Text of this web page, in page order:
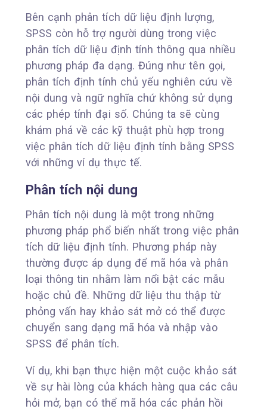
Bên cạnh phân tích dữ liệu định lượng,
SPSS còn hỗ trợ người dùng trong việc
phân tích dữ liệu định tính thông qua nhiều
phương pháp đa dạng. Đúng như tên gọi,
phân tích định tính chủ yếu nghiên cứu về
nội dung và ngữ nghĩa chứ không sử dụng
các phép tính đại số. Chúng ta sẽ cùng
khám phá về các kỹ thuật phù hợp trong
việc phân tích dữ liệu định tính bằng SPSS
với những ví dụ thực tế.
Phân tích nội dung
Phân tích nội dung là một trong những
phương pháp phổ biến nhất trong việc phân
tích dữ liệu định tính. Phương pháp này
thường được áp dụng để mã hóa và phân
loại thông tin nhằm làm nổi bật các mẫu
hoặc chủ đề. Những dữ liệu thu thập từ
phỏng vấn hay khảo sát mở có thể được
chuyển sang dạng mã hóa và nhập vào
SPSS để phân tích.
Ví dụ, khi bạn thực hiện một cuộc khảo sát
về sự hài lòng của khách hàng qua các câu
hỏi mở, bạn có thể mã hóa các phản hồi